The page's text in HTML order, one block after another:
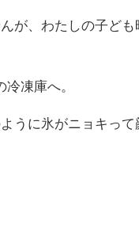
が、わたしの子ど
凍庫へ。
うに氷がニョキって